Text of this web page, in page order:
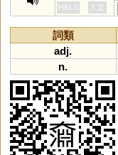
HKLS
人文
詞類
adj.
n.